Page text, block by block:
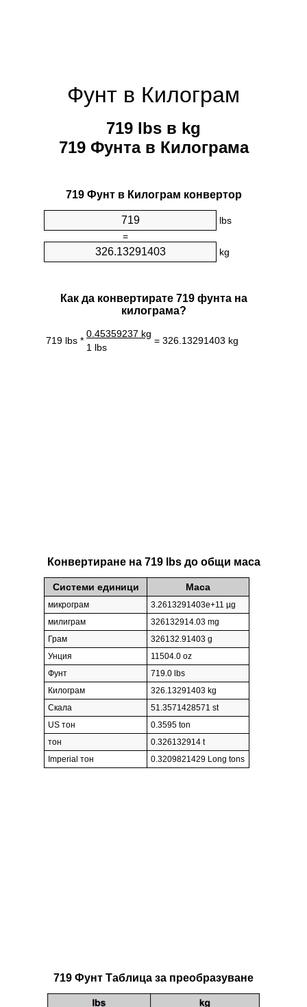
Фунт в Килограм
719 lbs в kg
719 Фунтa в Килограмa
719 Фунт в Килограм конвертор
lbs
=
kg
Как да конвертирате 719 фунтa на
килограмa?
719 lbs *
0.45359237 kg
= 326.13291403 kg
1 lbs
Конвертиране на 719 lbs до общи маса
Системи единици Маса
микрограм
3.2613291403e+11 µg
милиграм
326132914.03 mg
Грам
326132.91403 g
Унция
11504.0 oz
Фунт
719.0 lbs
Килограм
326.13291403 kg
Скала
51.3571428571 st
US тон
0.3595 ton
тон
0.326132914 t
Imperial тон
0.3209821429 Long tons
719 Фунт Таблица за преобразуване